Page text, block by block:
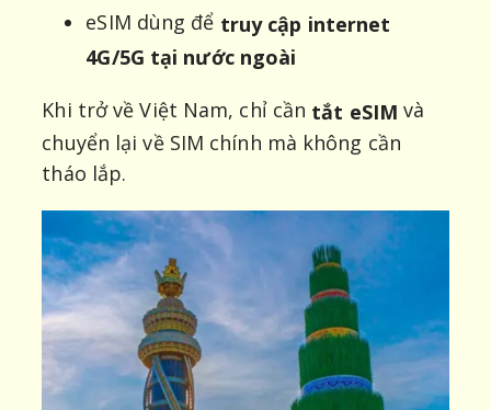
eSIM dùng để truy cập internet
4G/5G tại nước ngoài
Khi trở về Việt Nam, chỉ cần tắt eSIM và
chuyển lại về SIM chính mà không cần
tháo lắp.